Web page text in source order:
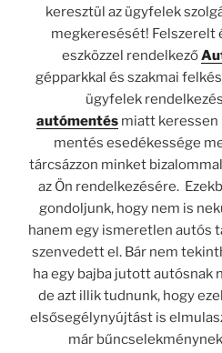
keresztül az ügyfelek
megkeresését! Felszerelt
eszközzel rendelkező
gépparkkal és szakmai
ügyfelek
autómentés miatt keressen
mentés esedékessége
tárcsázzon minket
az Ön rendelkezésére.
gondoljunk, hogy nem is
hanem egy ismeretlen autós
szenvedett el. Bár nem
ha egy bajba jutott autósnak
de azt illik tudnunk, hogy
elsősegélynyújtást is
már